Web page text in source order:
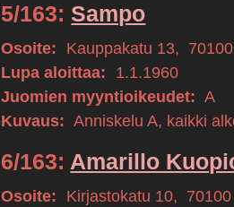
5/163: Sampo
Osoite: Kauppakatu 13, 70100
Lupa aloittaa:
1.1.1960
Juomien myyntioikeudet: A
Kuvaus: Anniskelu A, kaikki
6/163: Amarillo
Osoite: Kirjastokatu 10, 70100